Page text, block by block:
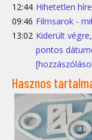
12:44 Hihetetlen
09:46 Filmsarok -
13:02 Kiderült
pontos
Hasznos